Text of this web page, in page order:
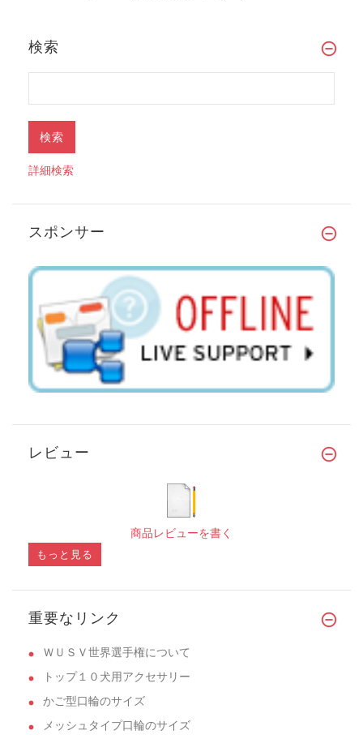
検索
詳細検索
スポンサー
レビュー
商品レビューを書く
もっと見る
重要なリンク
ＷＵＳＶ世界選手権について
トップ１０犬用アクセサリー
かご型口輪のサイズ
メッシュタイプ口輪のサイズ